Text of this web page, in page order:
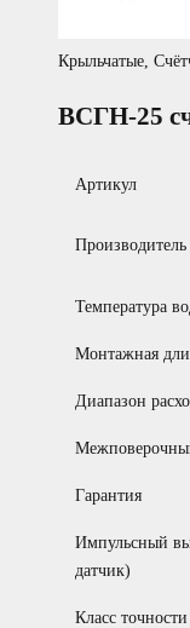
Крыльчатые
ВСГН-25
Артикул
Производитель
Температура
Монтажная
Диапазон
Гарантия
Импульсный
датчик)
Класс точности